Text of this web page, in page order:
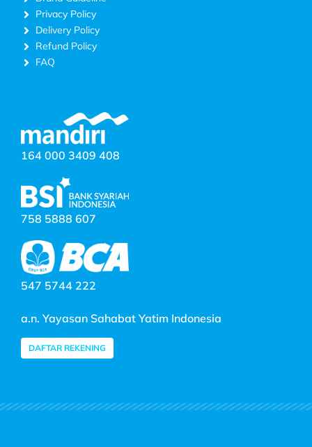
Privacy Policy
Delivery Policy
Refund Policy
FAQ
164 000 3409 408
758 5888 607
547 5744 222
a.n. Yayasan Sahabat Yatim Indonesia
DAFTAR REKENING